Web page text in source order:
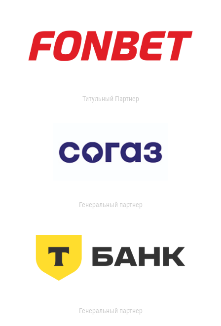
Титульный Партнер
Генеральный партнер
Генеральный партнер